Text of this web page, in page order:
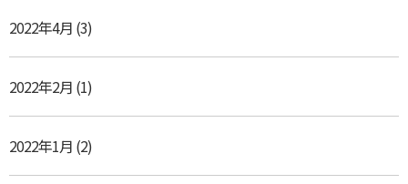
2022年4月 (3)
2022年2月 (1)
2022年1月 (2)